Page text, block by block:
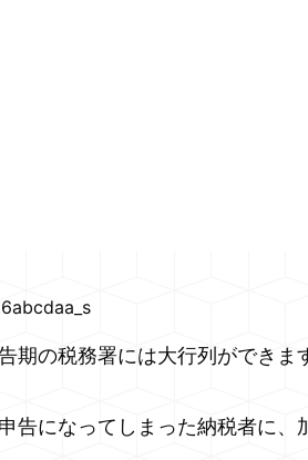
の税務署には大行列ができま
になってしまった納税者に、